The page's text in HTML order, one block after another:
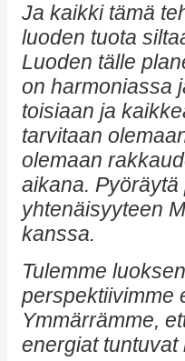
Ja kaikki tämä
luoden tuota
Luoden tälle
on harmoniassa
toisiaan ja
tarvitaan
olemaan
aikana.
yhtenäisyyteen
kanssa.
Tulemme
perspektiivimme
Ymmärrämme,
energiat